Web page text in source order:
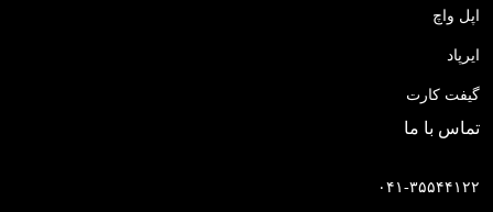
اپل واچ
ایرپاد
گیفت کارت
تماس با ما
۰۴۱-۳۵۵۴۴۱۲۲